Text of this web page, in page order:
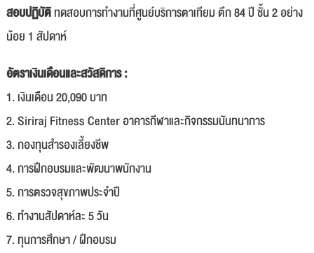
สอบปฏิบัติทดสอบการทำงานที่ศูนย์บริการตาเทียม ตึก 84 ปี ชั้น 2 อย่าง
น้อย 1 สัปดาห์
อัตราเงินเดือนและสวัสดิการ :
1. เงินเดือน 20,090 บาท
2. Siriraj Fitness Center อาคารกีฬาและกิจกรรมนันทนาการ
3. กองทุนสำรองเลี้ยงชีพ
4. การฝึกอบรมและพัฒนาพนักงาน
5. การตรวจสุขภาพประจำปี
6. ทำงานสัปดาห์ละ 5 วัน
7. ทุนการศึกษา / ฝึกอบรม